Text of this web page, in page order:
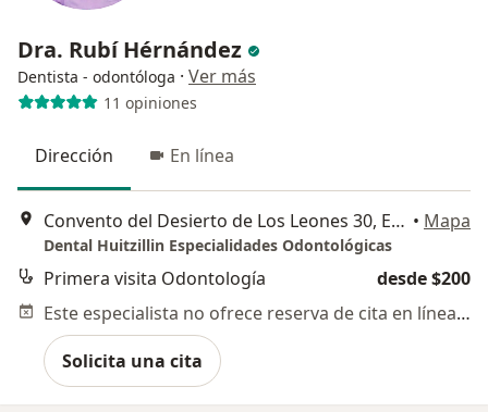
Dra. Rubí Hérnández
Dentista - odontóloga · Ver más
11 opiniones
Dirección En línea
Convento del Desierto de Los Leones 30, Ecatepec de Morelos • Mapa
Dental Huitzillin Especialidades Odontológicas
Primera visita Odontología
desde $200
Este especialista no ofrece reserva de cita en línea en esta dirección.
Solicita una cita